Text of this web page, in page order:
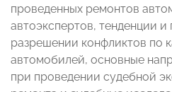
проведенных ремонтов
автоэкспертов, тенденции
разрешении конфликтов по
автомобилей, основные
при проведении судебной